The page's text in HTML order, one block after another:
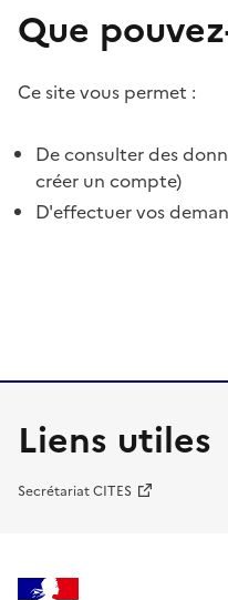
Que
Ce site vous permet :
De consulter des
créer un compte)
D'effectuer vos
Liens utiles
Secrétariat CITES